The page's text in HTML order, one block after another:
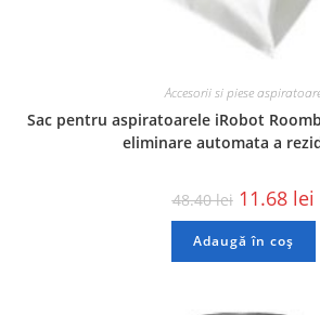
Accesorii si piese
Sac pentru aspiratoarele iRobot
eliminare automata a
48.40lei 11.68 lei
Adaugă în coș